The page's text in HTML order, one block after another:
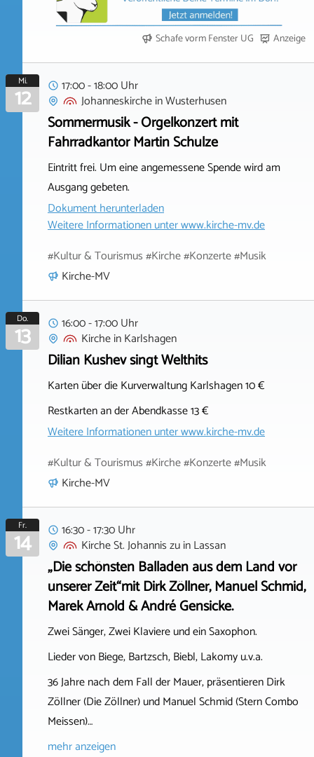
Schafe vorm Fenster UG Anzeige
Mi.
12
17:00 - 18:00 Uhr
JohanneskircheinWusterhusen
Sommermusik - Orgelkonzert mit
Fahrradkantor Martin Schulze
Eintritt frei. Um eine angemessene Spende wird am
Ausgang gebeten.
Dokument herunterladen
Weitere Informationen unterwww.kirche-mv.de
#Kultur & Tourismus #Kirche #Konzerte #Musik
Kirche-MV
Do.
13
16:00 - 17:00 Uhr
KircheinKarlshagen
Dilian Kushev singt Welthits
Karten über die Kurverwaltung Karlshagen 10 €
Restkarten an der Abendkasse 13 €
Weitere Informationen unterwww.kirche-mv.de
#Kultur & Tourismus #Kirche #Konzerte #Musik
Kirche-MV
Fr.
14
16:30 - 17:30 Uhr
Kirche St. Johannis zuinLassan
„Die schönsten Balladen aus dem Land vor
unserer Zeit“mit Dirk Zöllner, Manuel Schmid,
Marek Arnold & André Gensicke.
Zwei Sänger, Zwei Klaviere und ein Saxophon.
Lieder von Biege, Bartzsch, Biebl, Lakomy u.v.a.
36 Jahre nach dem Fall der Mauer, präsentieren Dirk
Zöllner (Die Zöllner) und Manuel Schmid (Stern Combo
Meissen)…
mehr anzeigen